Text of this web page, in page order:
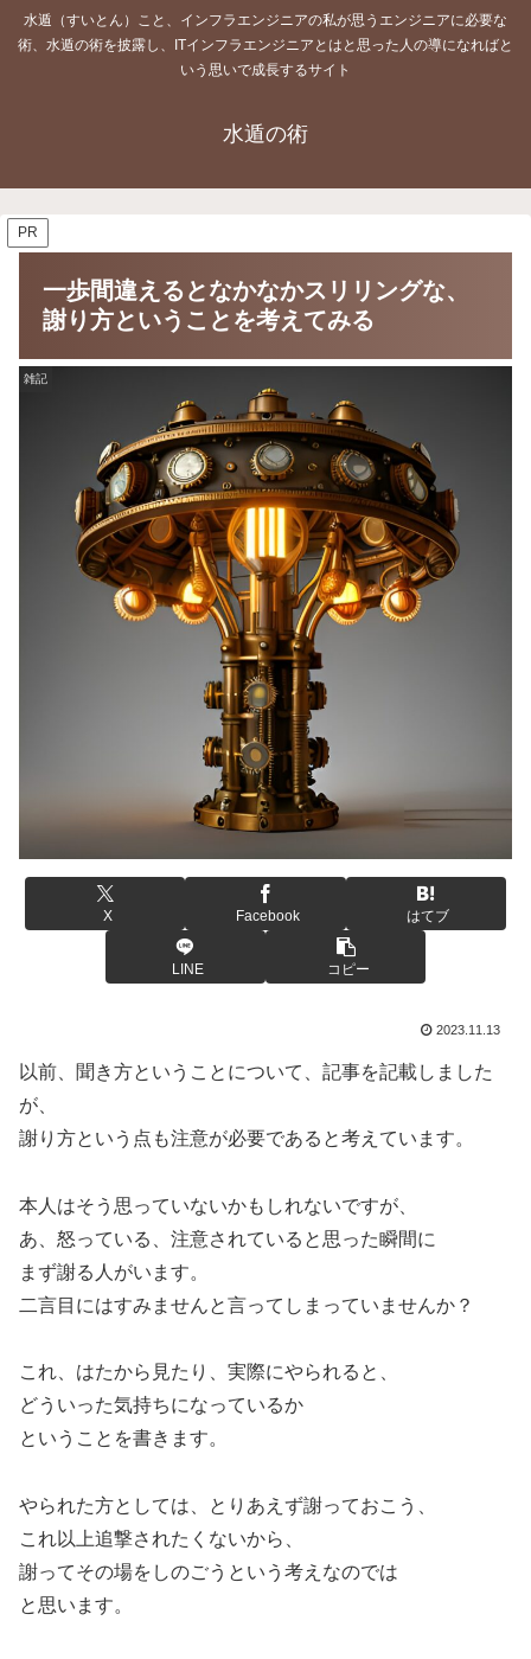
水遁（すいとん）こと、インフラエンジニアの私が思うエンジニアに必要な
術、水遁の術を披露し、ITインフラエンジニアとはと思った人の導になればと
いう思いで成長するサイト
水遁の術
PR
一歩間違えるとなかなかスリリングな、
謝り方ということを考えてみる
雑記
X Facebook はてブ
LINE コピー
2023.11.13
以前、聞き方ということについて、記事を記載しました
が、
謝り方という点も注意が必要であると考えています。
本人はそう思っていないかもしれないですが、
あ、怒っている、注意されていると思った瞬間に
まず謝る人がいます。
二言目にはすみませんと言ってしまっていませんか？
これ、はたから見たり、実際にやられると、
どういった気持ちになっているか
ということを書きます。
やられた方としては、とりあえず謝っておこう、
これ以上追撃されたくないから、
謝ってその場をしのごうという考えなのでは
と思います。